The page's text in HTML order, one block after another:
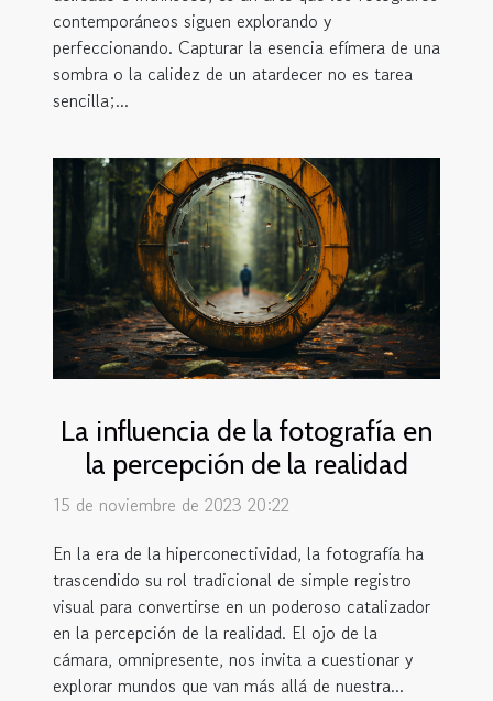
contemporáneos siguen explorando y
perfeccionando. Capturar la esencia efímera de una
sombra o la calidez de un atardecer no es tarea
sencilla;...
La influencia de la fotografía en
la percepción de la realidad
15 de noviembre de 2023 20:22
En la era de la hiperconectividad, la fotografía ha
trascendido su rol tradicional de simple registro
visual para convertirse en un poderoso catalizador
en la percepción de la realidad. El ojo de la
cámara, omnipresente, nos invita a cuestionar y
explorar mundos que van más allá de nuestra...